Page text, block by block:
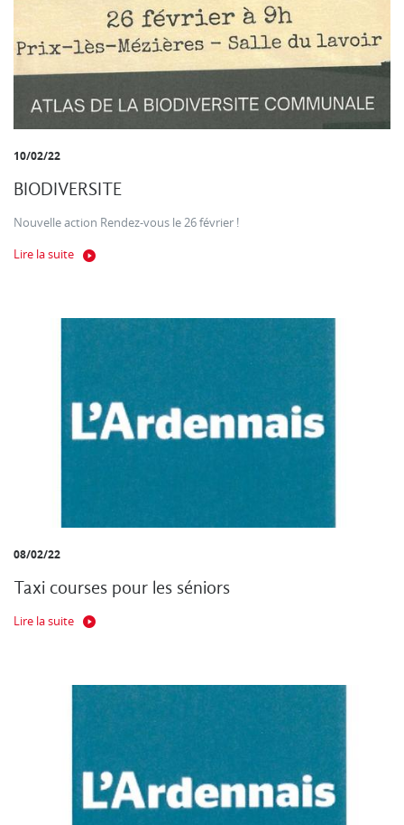
10/02/22
BIODIVERSITE
Nouvelle action Rendez-vous le 26 février !
Lire la suite
08/02/22
Taxi courses pour les séniors
Lire la suite